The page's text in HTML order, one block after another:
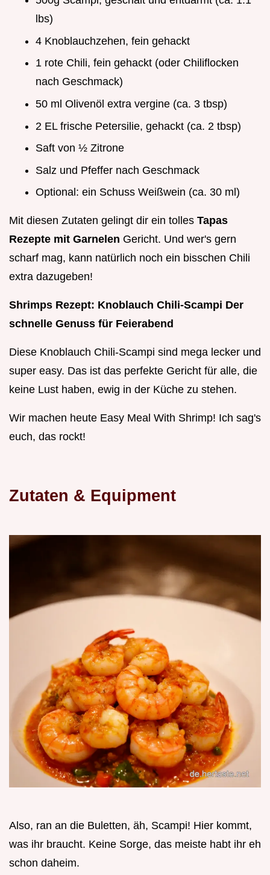
lbs)
4 Knoblauchzehen, fein gehackt
1 rote Chili, fein gehackt (oder Chiliflocken
nach Geschmack)
50 ml Olivenöl extra vergine (ca. 3 tbsp)
2 EL frische Petersilie, gehackt (ca. 2 tbsp)
Saft von ½ Zitrone
Salz und Pfeffer nach Geschmack
Optional: ein Schuss Weißwein (ca. 30 ml)
Mit diesen Zutaten gelingt dir ein tolles Tapas
Rezepte mit Garnelen Gericht. Und wer's gern
scharf mag, kann natürlich noch ein bisschen Chili
extra dazugeben!
Shrimps Rezept: Knoblauch Chili-Scampi Der
schnelle Genuss für Feierabend
Diese Knoblauch Chili-Scampi sind mega lecker und
super easy. Das ist das perfekte Gericht für alle, die
keine Lust haben, ewig in der Küche zu stehen.
Wir machen heute Easy Meal With Shrimp! Ich sag's
euch, das rockt!
Zutaten & Equipment
Also, ran an die Buletten, äh, Scampi! Hier kommt,
was ihr braucht. Keine Sorge, das meiste habt ihr eh
schon daheim.